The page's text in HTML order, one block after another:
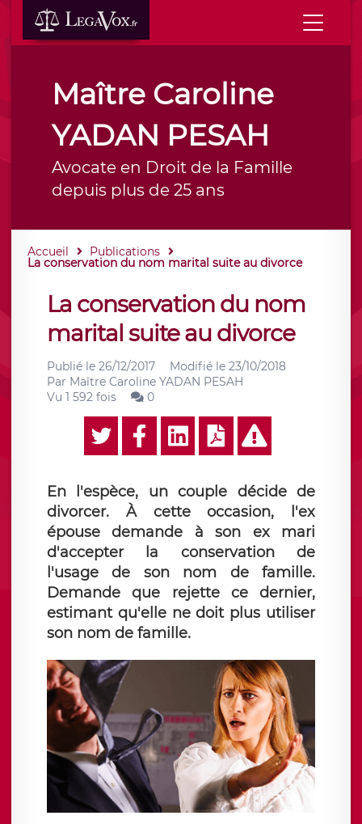
Maître Caroline
YADAN PESAH
Avocate en Droit de la Famille
depuis plus de 25 ans
Accueil Publications
La conservation du nom marital suite au divorce
La conservation du nom
marital suite au divorce
Publié le 26/12/2017 Modifié le 23/10/2018
Par Maître Caroline YADAN PESAH
Vu 1 592 fois
0
En l'espèce, un couple décide de
divorcer. À cette occasion, l'ex
épouse demande à son ex mari
d'accepter la conservation de
l'usage de son nom de famille.
Demande que rejette ce dernier,
estimant qu'elle ne doit plus utiliser
son nom de famille.